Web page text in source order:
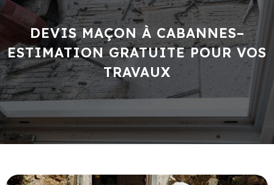
DEVIS MAÇON À CABANNES–
ESTIMATION GRATUITE POUR VOS
TRAVAUX